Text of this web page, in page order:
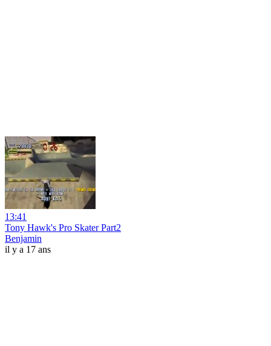
13:41
Tony Hawk's Pro Skater Part2
Benjamin
il y a 17 ans